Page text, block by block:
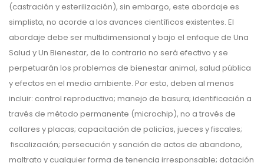
(castración y esterilización), sin embargo, este abordaje es
simplista, no acorde a los avances científicos existentes. El
abordaje debe ser multidimensional y bajo el enfoque de Una
Salud y Un Bienestar, de lo contrario no será efectivo y se
perpetuarán los problemas de bienestar animal, salud pública
y efectos en el medio ambiente. Por esto, deben al menos
incluir: control reproductivo; manejo de basura; identificación a
través de método permanente (microchip), no a través de
collares y placas; capacitación de policías, jueces y fiscales;
fiscalización; persecución y sanción de actos de abandono,
maltrato y cualquier forma de tenencia irresponsable; dotación